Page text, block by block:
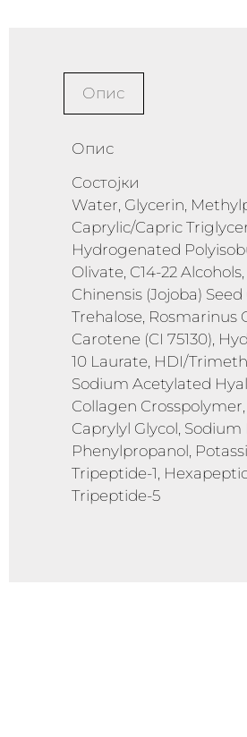
Опис
Опис
Состојки
Water, Glycerin,
Caprylic/Capric
Hydrogenated
Olivate, C14-22
Chinensis (Jojoba)
Trehalose, Rosmarinus
Carotene (CI 75130),
10 Laurate, HDI/
Sodium Acetylated
Collagen
Caprylyl Glycol,
Phenylpropanol,
Tripeptide-1,
Tripeptide-5